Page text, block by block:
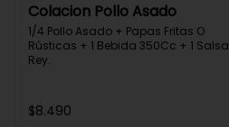
Colacion Pollo Asado
1/4 Pollo Asado + Papas Fritas O
Rústicas + 1 Bebida 350Cc + 1 Salsa
Rey.
$8.490